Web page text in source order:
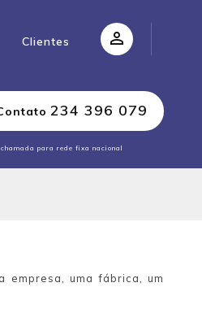
Clientes
234 396 079
chamada para rede fixa nacional
empresa, uma fábrica, um